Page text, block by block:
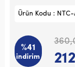
Ürün Kodu : NTC-
%41
indirim